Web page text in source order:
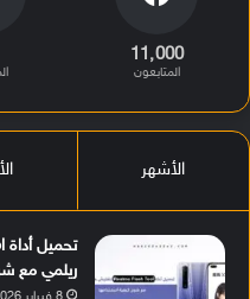
11٬000
المتابعون
الأشهر
ريلمي مع